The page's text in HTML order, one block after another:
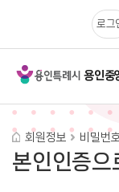
용인중
로그
회원정보 비밀번
본인인증으